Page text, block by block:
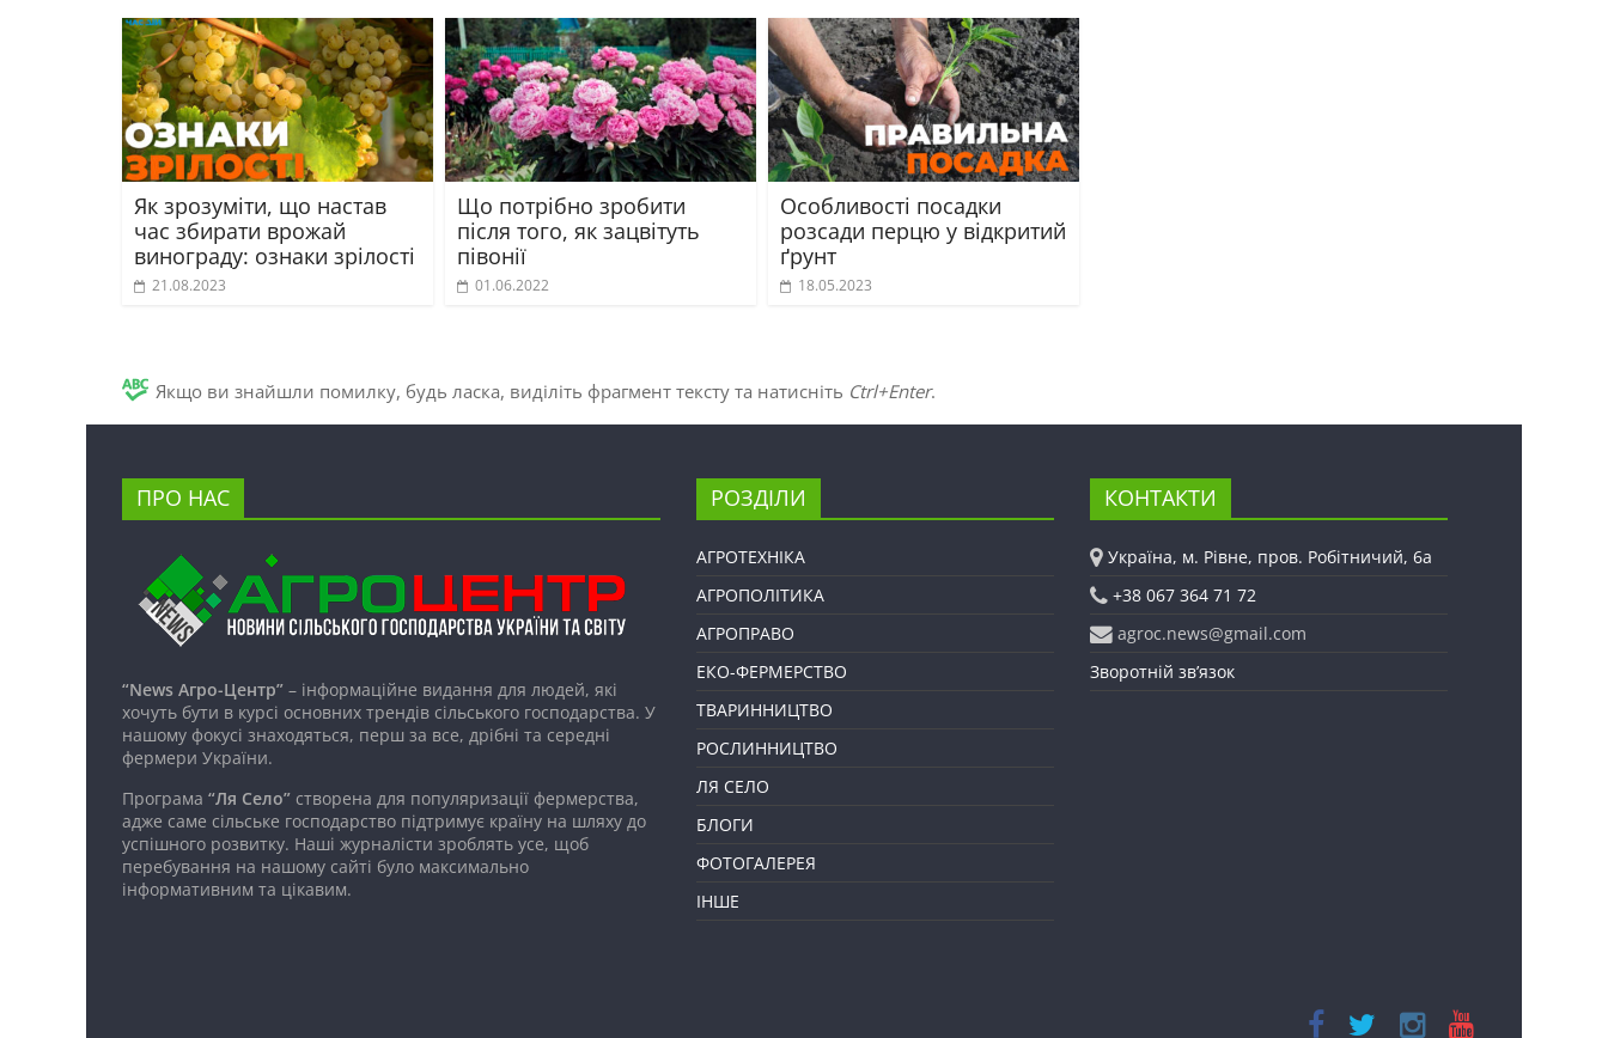
Як зрозуміти, що настав
час збирати врожай
винограду: ознаки зрілості
21.08.2023
Що потрібно зробити
після того, як зацвітуть
півонії
01.06.2022
Особливості посадки
розсади перцю у відкритий
ґрунт
18.05.2023
Якщо ви знайшли помилку, будь ласка, виділіть фрагмент тексту та натисніть Ctrl+Enter.
ПРО НАС
“News Агро-Центр” – інформаційне видання для людей, які
хочуть бути в курсі основних трендів сільського господарства. У
нашому фокусі знаходяться, перш за все, дрібні та середні
фермери України.
Програма “Ля Село” створена для популяризації фермерства,
адже саме сільське господарство підтримує країну на шляху до
успішного розвитку. Наші журналісти зроблять усе, щоб
перебування на нашому сайті було максимально
інформативним та цікавим.
РОЗДІЛИ
АГРОТЕХНІКА
АГРОПОЛІТИКА
АГРОПРАВО
ЕКО-ФЕРМЕРСТВО
ТВАРИННИЦТВО
РОСЛИННИЦТВО
ЛЯ СЕЛО
БЛОГИ
ФОТОГАЛЕРЕЯ
ІНШЕ
КОНТАКТИ
Україна, м. Рівне, пров. Робітничий, 6а
+38 067 364 71 72
agroc.news@gmail.com
Зворотній зв’язок